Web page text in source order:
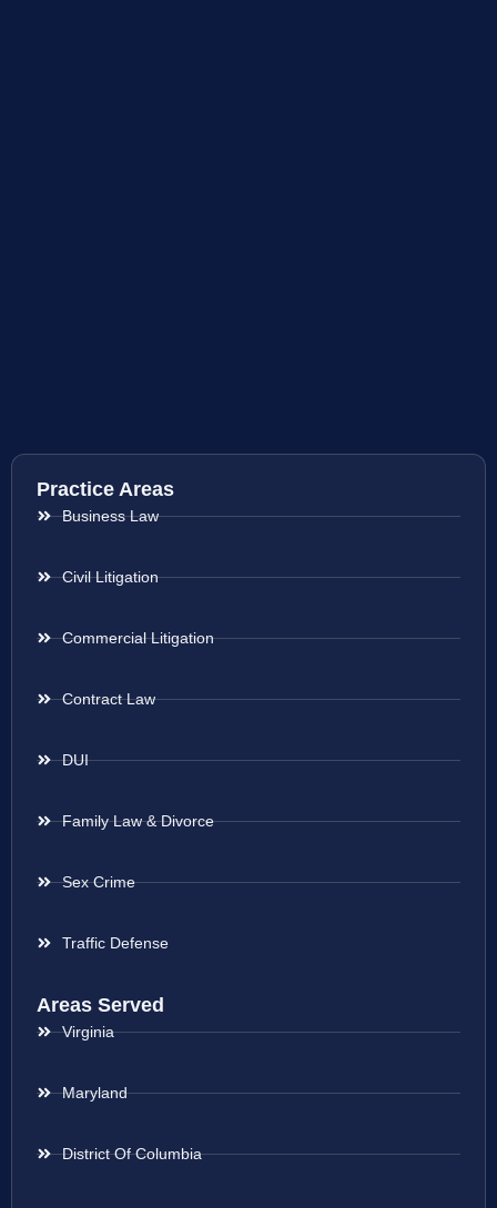
Practice Areas
Business Law
Civil Litigation
Commercial Litigation
Contract Law
DUI
Family Law & Divorce
Sex Crime
Traffic Defense
Areas Served
Virginia
Maryland
District Of Columbia